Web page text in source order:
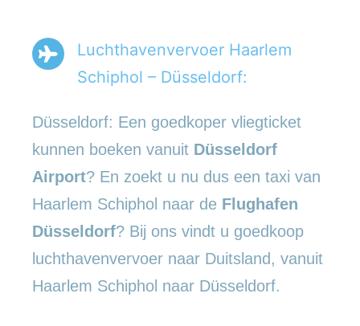
Luchthavenvervoer Haarlem
Schiphol – Düsseldorf:
Düsseldorf: Een goedkoper vliegticket
kunnen boeken vanuit Düsseldorf
Airport? En zoekt u nu dus een taxi van
Haarlem Schiphol naar de Flughafen
Düsseldorf? Bij ons vindt u goedkoop
luchthavenvervoer naar Duitsland, vanuit
Haarlem Schiphol naar Düsseldorf.